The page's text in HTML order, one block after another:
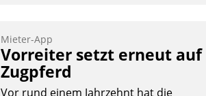
auswirft. Eine intuitive Dialogführung
ermöglicht dem externen Serviceteam,
Anrufe von Mietenden zügiger und
Mieter-App
Vorreiter setzt erneut auf
Zugpferd
Vor rund einem Jahrzehnt hat die